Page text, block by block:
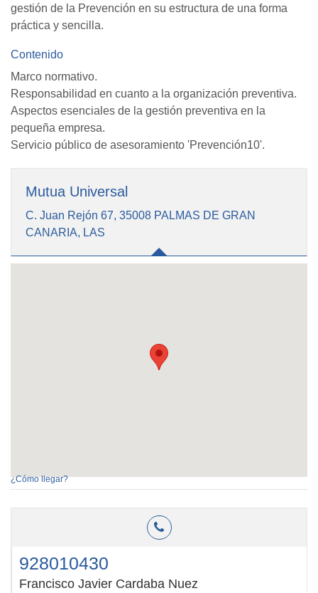
gestión de la Prevención en su estructura de una forma
práctica y sencilla.
Contenido
Marco normativo.
Responsabilidad en cuanto a la organización preventiva.
Aspectos esenciales de la gestión preventiva en la
pequeña empresa.
Servicio público de asesoramiento 'Prevención10'.
Mutua Universal
C. Juan Rejón 67, 35008 PALMAS DE GRAN
CANARIA, LAS
¿Cómo llegar?
928010430
Francisco Javier Cardaba Nuez